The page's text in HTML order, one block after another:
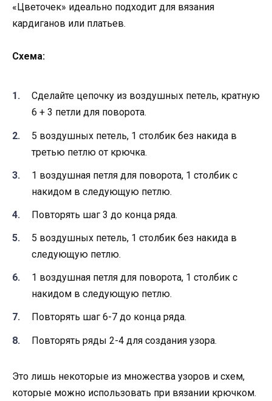
«Цветочек» идеально подходит для вязания
кардиганов или платьев.
Схема:
Сделайте цепочку из воздушных петель, кратную
6 + 3 петли для поворота.
5 воздушных петель, 1 столбик без накида в
третью петлю от крючка.
1 воздушная петля для поворота, 1 столбик с
накидом в следующую петлю.
Повторять шаг 3 до конца ряда.
5 воздушных петель, 1 столбик без накида в
следующую петлю.
1 воздушная петля для поворота, 1 столбик с
накидом в следующую петлю.
Повторять шаг 6-7 до конца ряда.
Повторять ряды 2-4 для создания узора.
Это лишь некоторые из множества узоров и схем,
которые можно использовать при вязании крючком.